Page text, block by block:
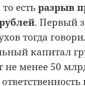
естьразрыв
. Первый
тогда
капитал
не менее 50